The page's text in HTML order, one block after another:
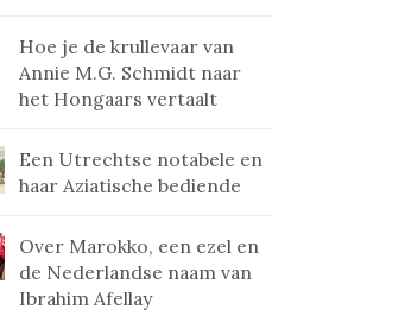
Hoe je de krullevaar van
Annie M.G. Schmidt naar
het Hongaars vertaalt
Een Utrechtse notabele en
haar Aziatische bediende
Over Marokko, een ezel en
de Nederlandse naam van
Ibrahim Afellay